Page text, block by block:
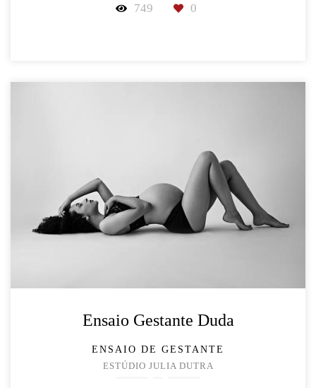
749 0
Ensaio Gestante Duda
ENSAIO DE GESTANTE
ESTÚDIO JULIA DUTRA